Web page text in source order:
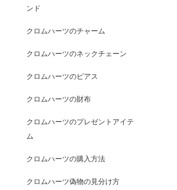
ンド
クロムハーツのチャーム
クロムハーツのネックチェーン
クロムハーツのピアス
クロムハーツの財布
クロムハーツのプレゼントアイテ
ム
クロムハーツの購入方法
クロムハーツ偽物の見分け方